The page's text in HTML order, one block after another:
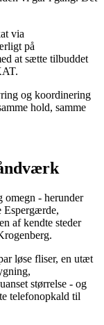
via
på
at sætte tilbuddet
og koordinering
hold, samme
omegn - herunder
Espergærde,
af kendte steder
løse fliser, en utæt
størrelse - og
telefonopkald til